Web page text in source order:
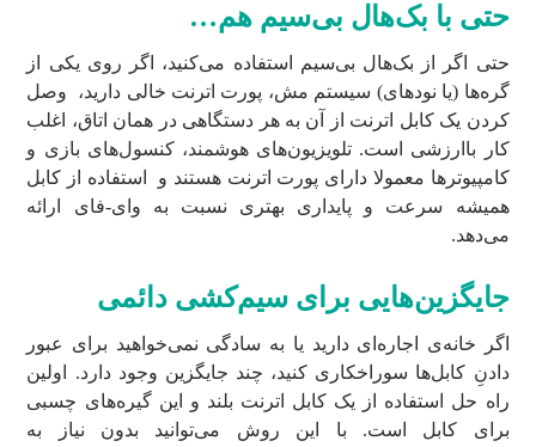
حتی با بک‌هال بی‌سیم هم…
حتی اگر از بک‌هال بی‌سیم استفاده می‌کنید، اگر روی یکی از
گره‌ها (یا نودهای) سیستم مش، پورت اترنت خالی دارید، وصل
کردن یک کابل اترنت از آن به هر دستگاهی در همان اتاق، اغلب
کار باارزشی است. تلویزیون‌های هوشمند، کنسول‌های بازی و
کامپیوترها معمولا دارای پورت اترنت هستند و استفاده از کابل
همیشه سرعت و پایداری بهتری نسبت به وای-فای ارائه
می‌دهد.
جایگزین‌هایی برای سیم‌کشی دائمی
اگر خانه‌ی اجاره‌ای دارید یا به سادگی نمی‌خواهید برای عبور
دادنِ کابل‌ها سوراخکاری کنید، چند جایگزین وجود دارد. اولین
راه حل استفاده از یک کابل اترنت بلند و این گیره‌های چسبی
برای کابل است. با این روش می‌توانید بدون نیاز به